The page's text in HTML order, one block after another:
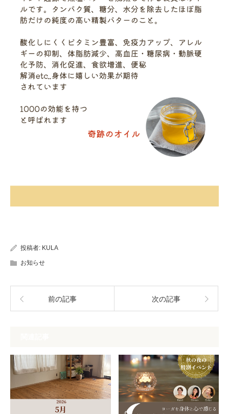
投稿者: KULA
お知らせ
前の記事 次の記事